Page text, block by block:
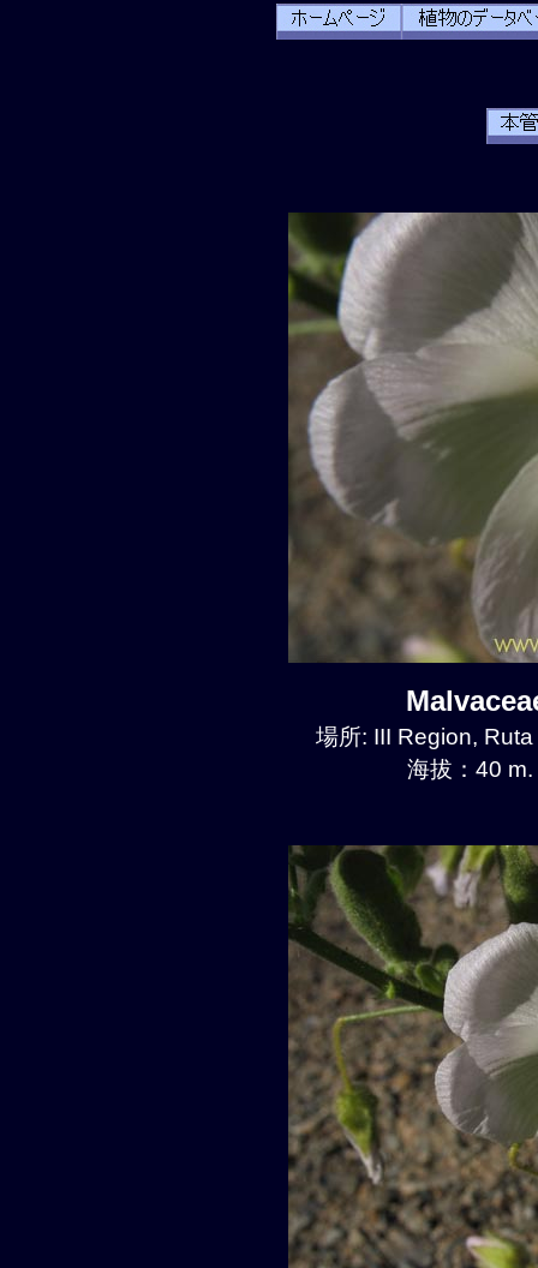
場所: III Region,
海拔：40